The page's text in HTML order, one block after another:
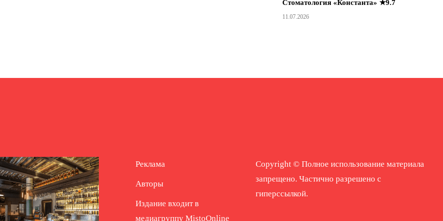
Стоматология «Константа» ★9.7
11.07.2026
Реклама
Авторы
Издание входит в
медиагруппу MistoOnline
Copyright © Полное использование материала
запрещено. Частично разрешено с
гиперссылкой.